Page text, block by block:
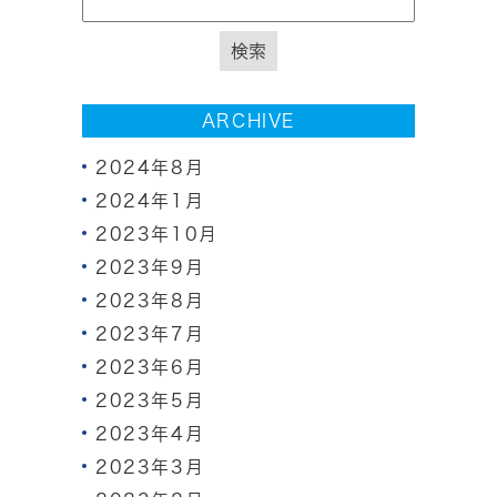
ARCHIVE
2024年8月
2024年1月
2023年10月
2023年9月
2023年8月
2023年7月
2023年6月
2023年5月
2023年4月
2023年3月